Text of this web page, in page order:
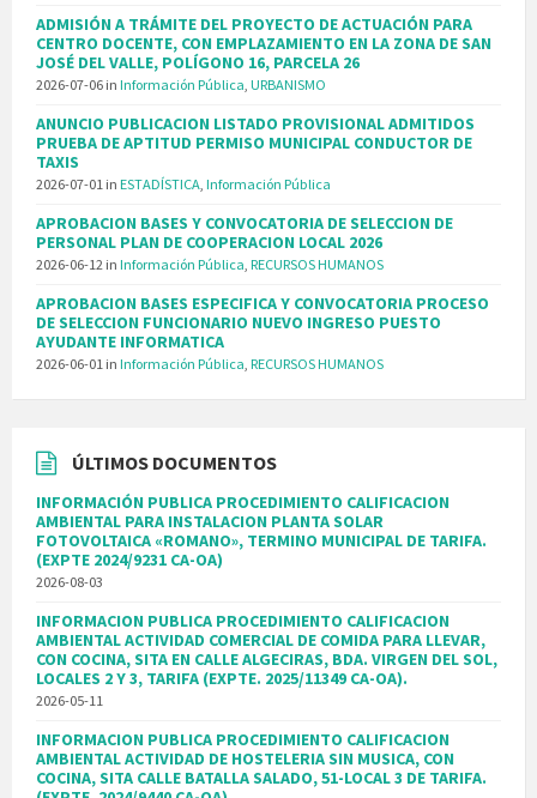
ADMISIÓN A TRÁMITE DEL PROYECTO DE ACTUACIÓN PARA
CENTRO DOCENTE, CON EMPLAZAMIENTO EN LA ZONA DE SAN
JOSÉ DEL VALLE, POLÍGONO 16, PARCELA 26
2026-07-06 in Información Pública, URBANISMO
ANUNCIO PUBLICACION LISTADO PROVISIONAL ADMITIDOS
PRUEBA DE APTITUD PERMISO MUNICIPAL CONDUCTOR DE
TAXIS
2026-07-01 in ESTADÍSTICA, Información Pública
APROBACION BASES Y CONVOCATORIA DE SELECCION DE
PERSONAL PLAN DE COOPERACION LOCAL 2026
2026-06-12 in Información Pública, RECURSOS HUMANOS
APROBACION BASES ESPECIFICA Y CONVOCATORIA PROCESO
DE SELECCION FUNCIONARIO NUEVO INGRESO PUESTO
AYUDANTE INFORMATICA
2026-06-01 in Información Pública, RECURSOS HUMANOS
ÚLTIMOS DOCUMENTOS
INFORMACIÓN PUBLICA PROCEDIMIENTO CALIFICACION
AMBIENTAL PARA INSTALACION PLANTA SOLAR
FOTOVOLTAICA «ROMANO», TERMINO MUNICIPAL DE TARIFA.
(EXPTE 2024/9231 CA-OA)
2026-08-03
INFORMACION PUBLICA PROCEDIMIENTO CALIFICACION
AMBIENTAL ACTIVIDAD COMERCIAL DE COMIDA PARA LLEVAR,
CON COCINA, SITA EN CALLE ALGECIRAS, BDA. VIRGEN DEL SOL,
LOCALES 2 Y 3, TARIFA (EXPTE. 2025/11349 CA-OA).
2026-05-11
INFORMACION PUBLICA PROCEDIMIENTO CALIFICACION
AMBIENTAL ACTIVIDAD DE HOSTELERIA SIN MUSICA, CON
COCINA, SITA CALLE BATALLA SALADO, 51-LOCAL 3 DE TARIFA.